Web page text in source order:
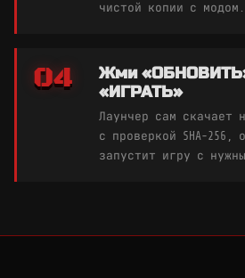
чистой копии с модом.
04
Жми
«ИГРАТЬ»
Лаунчер сам скачает
с проверкой SHA-256,
запустит игру с